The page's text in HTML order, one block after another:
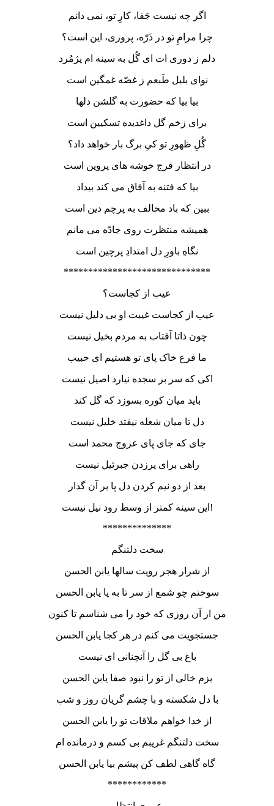
اگر چه نیست جَفا، کارِ تو، نمی دانم
چرا مرامِ تو در ذَرّه، پروری، این است؟
دلم ز دوری ات ای گُل به سینه ام پژمُرد
نوای بلبل طَبعم ز غصّه غمگین است
بیا بیا که حضورت به گلشن دلها
برای زخم گل داغدیده تسکیین است
گُلِ ظهورِ تو کیِ برگ بار خواهد داد؟
در انتظار فرج خوشه های پروین است
بیا که فتنه به آفاق می کند بیداد
ببین که باد مخالف به پرچم دین است
همیشه منتظرت روی جادّه می مانم
نگاهِ باورِ دل امتدادِ پرچین است
******************************
عیب از کجاست؟
عیب از کجاست غیبت او بی دلیل نیست
چون ذاتا آفتاب به مردم بخیل نیست
ما فرع خاک پای تو هستیم ای حبیب
اکی که سر بر سجده نیارد اصیل نیست
باید میان کوره بسوزد که گل کند
دل تا میان شعله نیفتد خلیل نیست
جای که جای پای عروج محمد است
راهی برای پرزدن جبرئیل نیست
بعد از دو نیم کردن دل پا بر آن گذار
این سینه کمتر از وسط رود نیل نیست!
**************
سخت دلتنگم
از شرار هجر رویت سالها یابن الحسن
سوختم چو شمع از سر تا به پا یابن الحسن
من از آن روزی که خود را می شناسم تا کنون
جستجویت می کنم در هر کجا یابن الحسن
باغ بی گل را آنچنانی ای نیست
بزم خالی از تو را نبود صفا یابن الحسن
با دل شکسته و با چشم گریان روز و شب
از خدا خواهم ملاقات تو را یابن الحسن
سخت دلتنگم غریبم بی کسم و درمانده ام
گاه گاهی لطف کن پیشم بیا یابن الحسن
************